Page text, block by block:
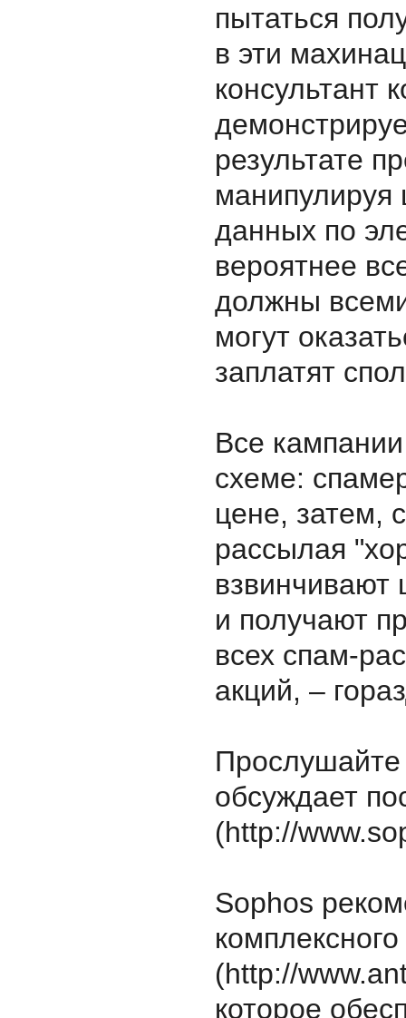
пытаться
в эти
консультант
результате
данных по
вероятнее
должны
могут
заплатят
Все
схеме:
цене, затем,
рассылая
взвинчивают
и получают
всех спам-
акций, –
Прослушайте
обсуждает
(http://
Sophos
(http://
которое